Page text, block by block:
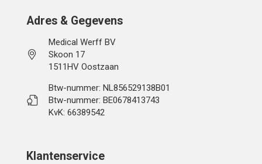
Adres & Gegevens
Medical Werff BV
Skoon 17
1511HV Oostzaan
Btw-nummer: NL856529138B01
Btw-nummer: BE0678413743
KvK: 66389542
Klantenservice